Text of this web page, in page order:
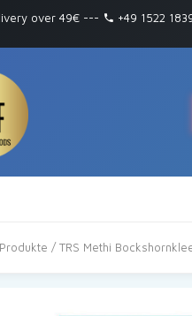
over 49€ --- +49 1522
/ TRS Methi